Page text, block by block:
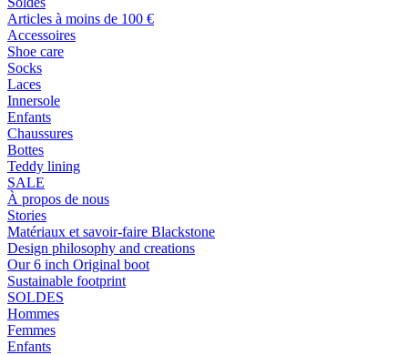
Articles à moins de 100 €
Accessoires
Shoe care
Socks
Laces
Innersole
Enfants
Chaussures
Bottes
Teddy lining
SALE
À propos de nous
Stories
Matériaux et savoir-faire Blackstone
Design philosophy and creations
Our 6 inch Original boot
Sustainable footprint
SOLDES
Hommes
Femmes
Enfants